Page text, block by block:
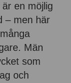
en möjlig
– men här
Män
som
och